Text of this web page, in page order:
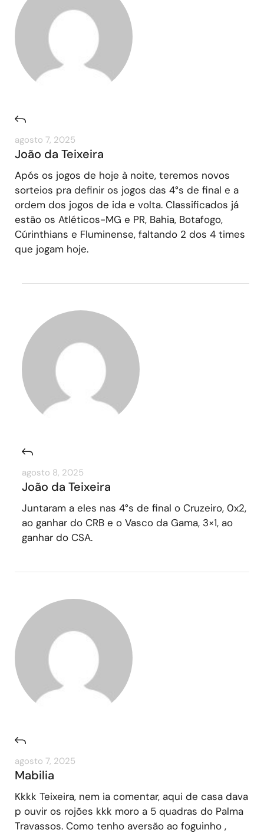
agosto 7, 2025
João da Teixeira
Após os jogos de hoje à noite, teremos novos
sorteios pra definir os jogos das 4°s de final e a
ordem dos jogos de ida e volta. Classificados já
estão os Atléticos-MG e PR, Bahia, Botafogo,
Cúrinthians e Fluminense, faltando 2 dos 4 times
que jogam hoje.
agosto 8, 2025
João da Teixeira
Juntaram a eles nas 4°s de final o Cruzeiro, 0x2,
ao ganhar do CRB e o Vasco da Gama, 3×1, ao
ganhar do CSA.
agosto 7, 2025
Mabilia
Kkkk Teixeira, nem ia comentar, aqui de casa dava
p ouvir os rojões kkk moro a 5 quadras do Palma
Travassos. Como tenho aversão ao foguinho ,